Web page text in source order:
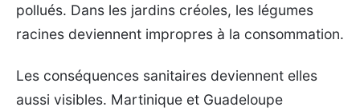
pollués. Dans les jardins créoles, les légumes
racines deviennent impropres à la consommation.
Les conséquences sanitaires deviennent elles
aussi visibles. Martinique et Guadeloupe